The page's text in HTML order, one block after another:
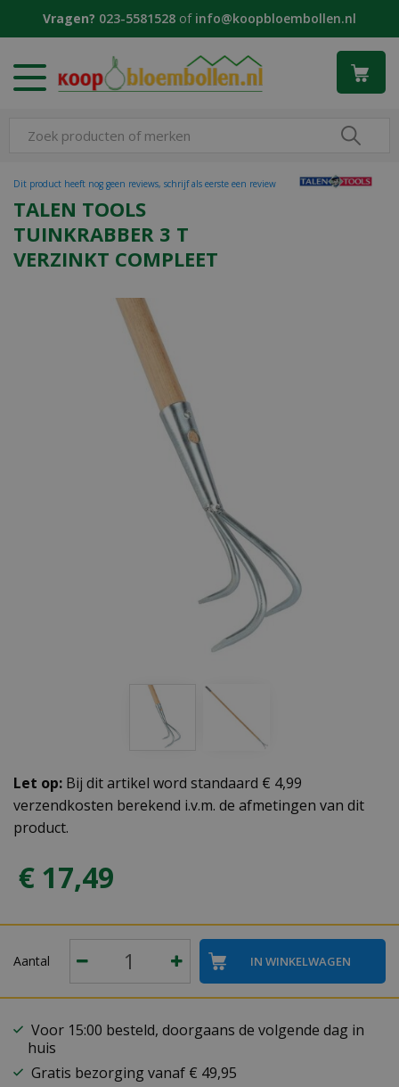
Vragen? 023-5581528 of info@koopbloembollen.nl
TALEN TOOLS
TUINKRABBER 3 T
VERZINKT COMPLEET
Let op: Bij dit artikel word standaard € 4,99
verzendkosten berekend i.v.m. de afmetingen van dit
product.
Dit product heeft nog geen reviews, schrijf als eerste een review
€ 17,49
Aantal
Voor 15:00 besteld, doorgaans de volgende dag in
huis
Gratis bezorging vanaf € 49,95